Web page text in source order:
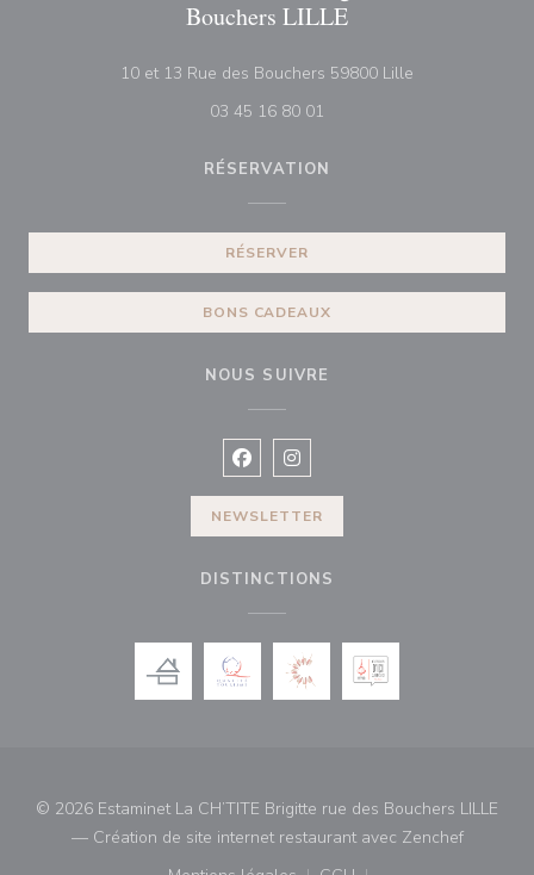
Bouchers LILLE
10 et 13 Rue des Bouchers 59800 Lille
03 45 16 80 01
RÉSERVATION
RÉSERVER
BONS CADEAUX
NOUS SUIVRE
Facebook ((ouvre une nouvelle
Instagram ((ouvre une
NEWSLETTER
DISTINCTIONS
© 2026 Estaminet La CH’TITE Brigitte rue des Bouchers LILLE
— Création de site internet restaurant avec Zenchef((ouvre